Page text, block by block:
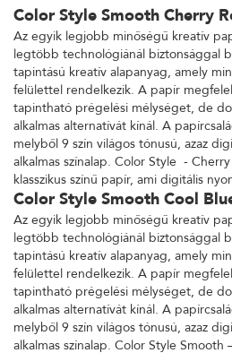
Color Style Smooth Cherry
Az egyik legjobb minőségű kreatív
legtöbb technológiánál biztonsággal
tapintású kreatív alapanyag, amely
felülettel rendelkezik. A papír
tapintható prégelési mélységet, de
alkalmas alternatívát kínál. A
melyből 9 szín világos tónusú, azaz
alkalmas színalap. Color Style -
klasszikus színű papír, ami digitális
Color Style Smooth Cool
Az egyik legjobb minőségű kreatív
legtöbb technológiánál biztonsággal
tapintású kreatív alapanyag, amely
felülettel rendelkezik. A papír
tapintható prégelési mélységet, de
alkalmas alternatívát kínál. A
melyből 9 szín világos tónusú, azaz
alkalmas színalap. Color Style Smooth